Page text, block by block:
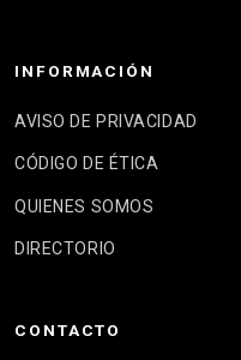
INFORMACIÓN
AVISO DE PRIVACIDAD
CÓDIGO DE ÉTICA
QUIENES SOMOS
DIRECTORIO
CONTACTO